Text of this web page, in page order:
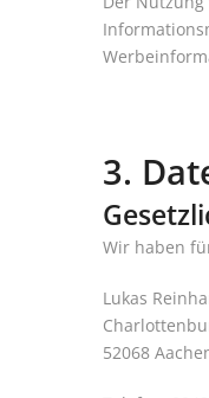
3.
Wir haben
Lukas
52068